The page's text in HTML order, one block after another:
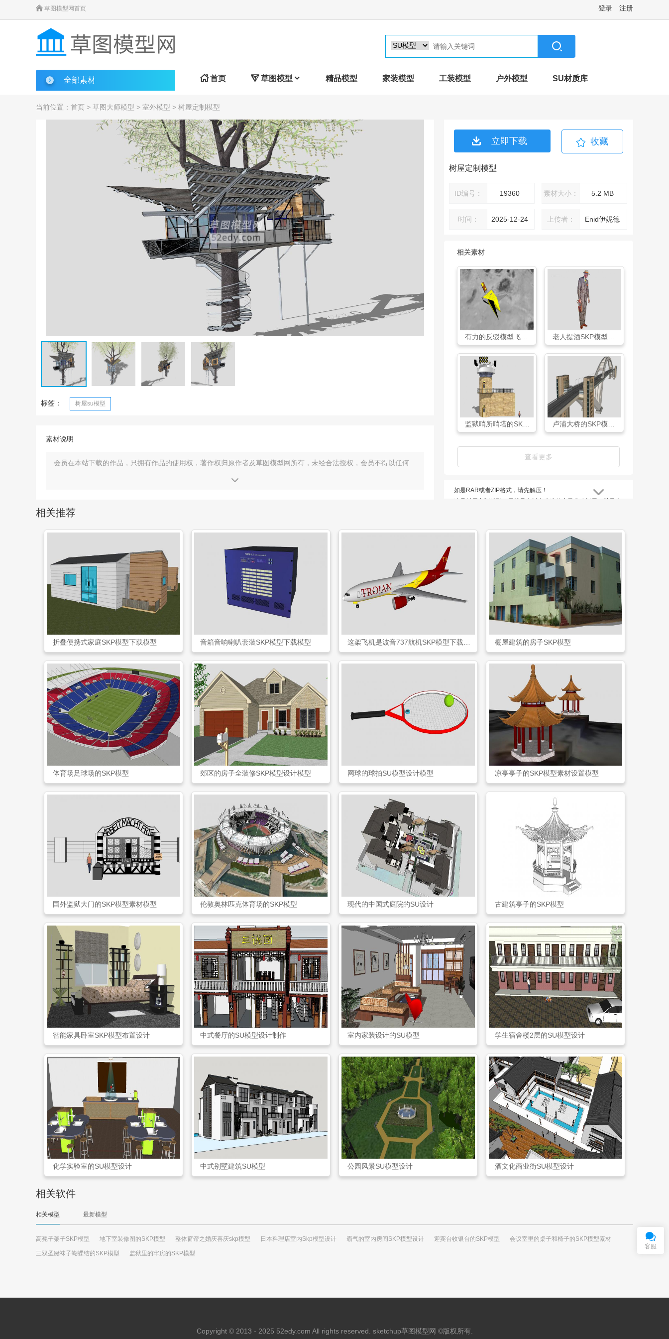
 草图模型网首页 登录 注册
全部素材 首页 草图模型  精品模型 家装模型 工装模型 户外模型 SU材质库
当前位置： 首页 > 草图大师模型 > 室外模型 > 树屋定制模型
标签： 树屋su模型
素材说明
会员在本站下载的作品，只拥有作品的使用权，著作权归原作者及草图模型网所有，未经合法授权，会员不得以任何
立即下载 收藏
树屋定制模型
ID编号： 19360 素材大小： 5.2 MB
时间： 2025-12-24 上传者： Enid伊妮德
相关素材
查看更多
如是RAR或者ZIP格式，请先解压！
它也被称之为部长之屋。
相关推荐
折叠便携式家庭SKP模型下载模型 音箱音响喇叭套装SKP模型下载模型 棚屋建筑的房子SKP模型
体育场足球场的SKP模型 郊区的房子全装修SKP模型设计模型 网球的球拍SU模型设计模型 凉亭亭子的SKP模型素材设置模型
国外监狱大门的SKP模型素材模型 伦敦奥林匹克体育场的SKP模型 现代的中国式庭院的SU设计 古建筑亭子的SKP模型
智能家具卧室SKP模型布置设计 中式餐厅的SU模型设计制作 室内家装设计的SU模型 学生宿舍楼2层的SU模型设计
化学实验室的SU模型设计 中式别墅建筑SU模型 公园风景SU模型设计 酒文化商业街SU模型设计
相关软件
相关模型 最新模型
高凳子架子SKP模型 地下室装修图的SKP模型 整体窗帘之婚庆喜庆skp模型 日本料理店室内Skp模型设计 霸气的室内房间SKP模型设计 迎宾台收银台的SKP模型 会议室里的桌子和椅子的SKP模型素材
三双圣诞袜子蝴蝶结的SKP模型 监狱里的牢房的SKP模型
Copyright © 2013 - 2025 52edy.com All rights reserved. sketchup草图模型网 ©版权所有.
客服
服
QQ交谈